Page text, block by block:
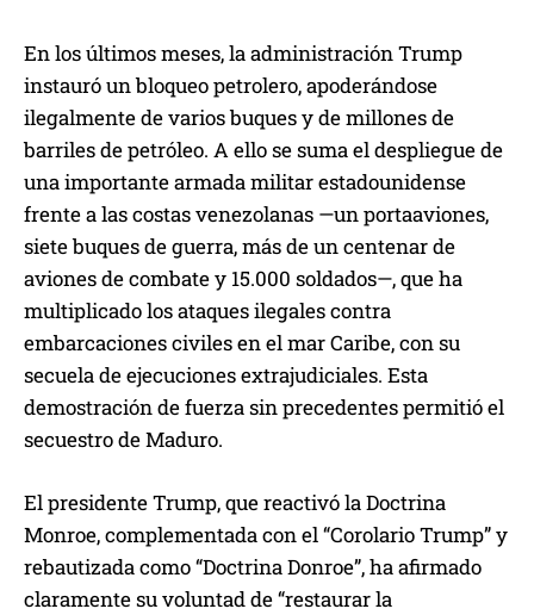
En los últimos meses, la administración Trump
instauró un bloqueo petrolero, apoderándose
ilegalmente de varios buques y de millones de
barriles de petróleo. A ello se suma el despliegue de
una importante armada militar estadounidense
frente a las costas venezolanas —un portaaviones,
siete buques de guerra, más de un centenar de
aviones de combate y 15.000 soldados—, que ha
multiplicado los ataques ilegales contra
embarcaciones civiles en el mar Caribe, con su
secuela de ejecuciones extrajudiciales. Esta
demostración de fuerza sin precedentes permitió el
secuestro de Maduro.
El presidente Trump, que reactivó la Doctrina
Monroe, complementada con el “Corolario Trump” y
rebautizada como “Doctrina Donroe”, ha afirmado
claramente su voluntad de “restaurar la